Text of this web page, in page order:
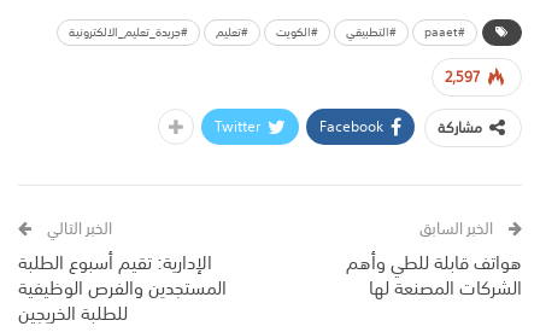
#paaet #التطبيقي #الكويت #تعليم #جريدة_تعليم_الالكترونية
2,597
مشاركة
Facebook
Twitter
الخبر السابق
هواتف قابلة للطي وأهم
الشركات المصنعة لها
الخبر التالي
الإدارية: تقيم أسبوع الطلبة
المستجدين والفرص الوظيفية
للطلبة الخريجين